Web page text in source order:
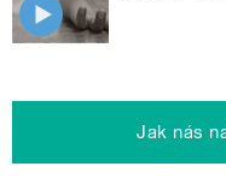
Jak nás